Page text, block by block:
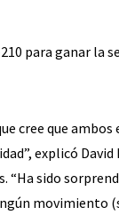
para ganar la
cree que
explicó
“Ha sido
movimiento